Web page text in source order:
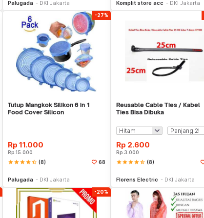
Palugada DKI Jakarta Komplit store acc DKI Jakarta
-27%
Tutup Mangkok Silikon 6 in 1
Food Cover Silicon
Rp 11.000
Rp15.000
starstarstarstarstar_half (8) 68
Palugada DKI Jakarta
Reusable Cable Ties / Kabel
Ties Bisa Dibuka
Rp 2.600
Rp3.000
starstarstarstarstar_half (8)
Florens Electric DKI Jakarta
-20%